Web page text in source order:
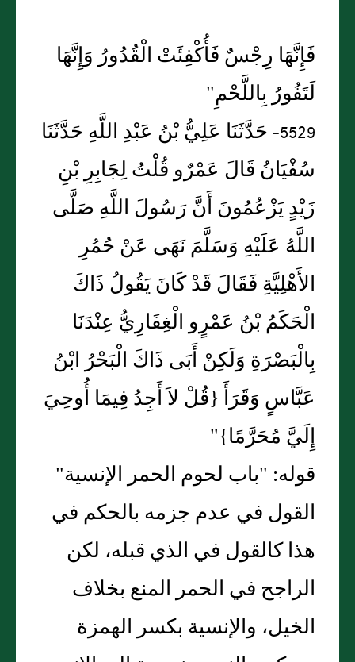
فَإِنَّهَا رِجْسٌ فَأُكْفِئَتْ الْقُدُورُ وَإِنَّهَا
لَتَفُورُ بِاللَّحْمِ"
5529- حَدَّثَنَا عَلِيُّ بْنُ عَبْدِ اللَّهِ حَدَّثَنَا
سُفْيَانُ قَالَ عَمْرٌو قُلْتُ لِجَابِرِ بْنِ
زَيْدٍ يَزْعُمُونَ أَنَّ رَسُولَ اللَّهِ صَلَّى
اللَّهُ عَلَيْهِ وَسَلَّمَ نَهَى عَنْ حُمُرِ
الأَهْلِيَّةِ فَقَالَ قَدْ كَانَ يَقُولُ ذَاكَ
الْحَكَمُ بْنُ عَمْرٍو الْغِفَارِيُّ عِنْدَنَا
بِالْبَصْرَةِ وَلَكِنْ أَبَى ذَاكَ الْبَحْرُ ابْنُ
عَبَّاسٍ وَقَرَأَ {قُلْ لاَ أَجِدُ فِيمَا أُوحِيَ
إِلَيَّ مُحَرَّمًا}"
قوله: "باب لحوم الحمر الإنسية"
القول في عدم جزمه بالحكم في
هذا كالقول في الذي قبله، لكن
الراجح في الحمر المنع بخلاف
الخيل، والإنسية بكسر الهمزة